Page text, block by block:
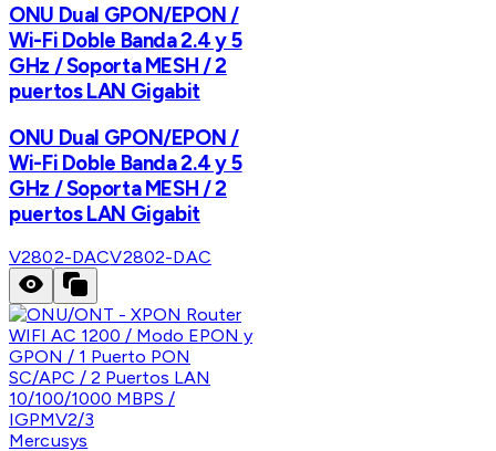
ONU Dual GPON/EPON /
Wi-Fi Doble Banda 2.4 y 5
GHz / Soporta MESH / 2
puertos LAN Gigabit
ONU Dual GPON/EPON /
Wi-Fi Doble Banda 2.4 y 5
GHz / Soporta MESH / 2
puertos LAN Gigabit
V2802-DACV2802-DAC
Mercusys